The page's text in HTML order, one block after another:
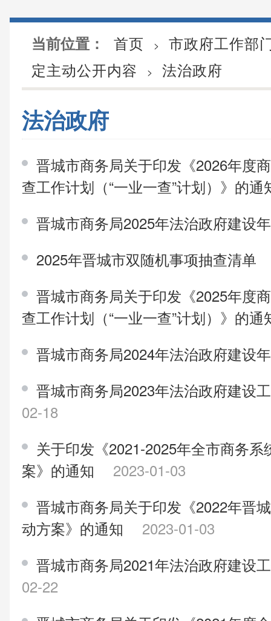
当前位置： 首页 >
市政府工作部
定主动公开内容
> 法治政府
法治政府
晋城市商务局关于印发《2026年度
查工作计划（“一业一查”计划）》的
晋城市商务局2025年法治政府建设
2025年晋城市双随机事项抽查清单
晋城市商务局关于印发《2025年度
查工作计划（“一业一查”计划）》的
晋城市商务局2024年法治政府建设
晋城市商务局2023年法治政府建设
02-18
关于印发《2021-2025年全市商务
案》的通知
2023-01-03
晋城市商务局关于印发《2022年晋
动方案》的通知
2023-01-03
晋城市商务局2021年法治政府建设
02-22